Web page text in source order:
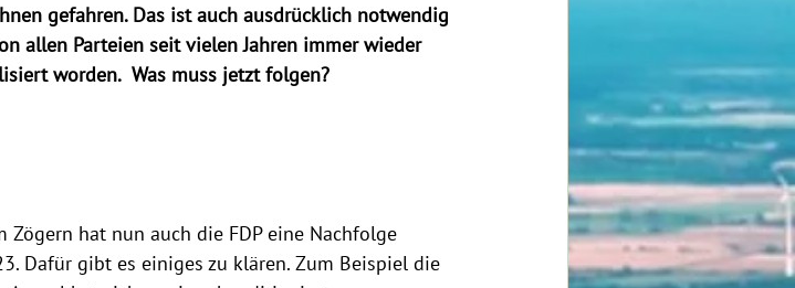
gefahren. Das ist auch ausdrücklich notwendig
allen Parteien seit vielen Jahren immer wieder
worden.  Was muss jetzt folgen?
hat nun auch die FDP eine Nachfolge
Dafür gibt es einiges zu klären. Zum Beispiel die